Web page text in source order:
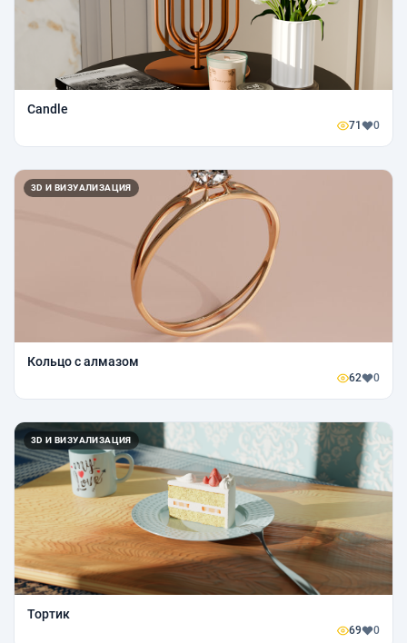
Candle
71 0
3D И ВИЗУАЛИЗАЦИЯ
Кольцо с алмазом
62 0
3D И ВИЗУАЛИЗАЦИЯ
Тортик
69 0